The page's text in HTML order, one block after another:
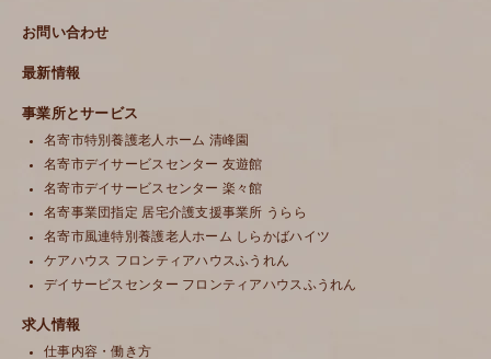
お問い合わせ
最新情報
事業所とサービス
名寄市特別養護老人ホーム 清峰園
名寄市デイサービスセンター 友遊館
名寄市デイサービスセンター 楽々館
名寄事業団指定 居宅介護支援事業所 うらら
名寄市風連特別養護老人ホーム しらかばハイツ
ケアハウス フロンティアハウスふうれん
デイサービスセンター フロンティアハウスふうれん
求人情報
仕事内容・働き方